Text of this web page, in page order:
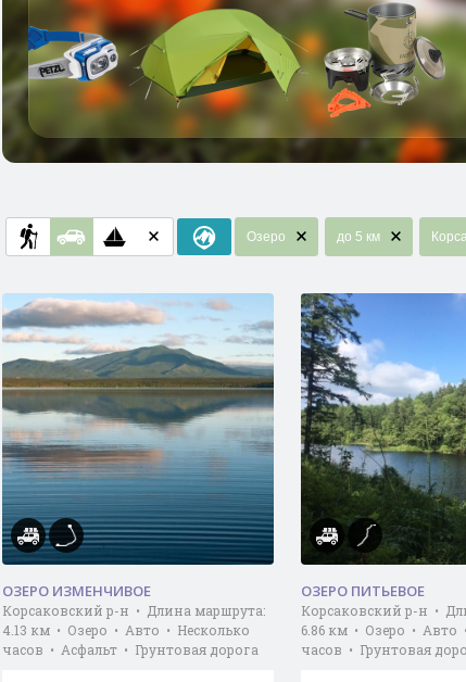
Озеро до 5 км
ОЗЕРО ИЗМЕНЧИВОЕ
Корсаковский р-н • Длина маршрута:
4.13 км • Озеро • Авто • Несколько
часов • Асфальт • Грунтовая дорога
ОЗЕРО ПИТЬЕВОЕ
Корсаковский р-н •
6.86 км • Озеро • Авто
часов • Грунтовая